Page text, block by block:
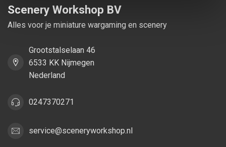
Scenery Workshop BV
Alles voor je miniature wargaming en scenery
Grootstalselaan 46
6533 KK Nijmegen
Nederland
0247370271
service@sceneryworkshop.nl